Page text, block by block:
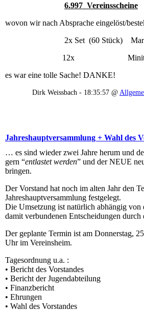
6.997 Vereinsscheine
wovon wir nach Absprache eingelöst/
2x Set (60 Stück)
12x Minitore (60 x
es war eine tolle Sache! DANKE!
Dirk Weissbach - 18:35:57 @
Jahreshauptversammlung + Wahl des
… es sind wieder zwei Jahre herum und
gern “entlastet werden” und der NEUE
bringen.
Der Vorstand hat noch im alten Jahr den
Jahreshauptversammlung festgelegt.
Die Umsetzung ist natürlich abhängig von
damit verbundenen Entscheidungen
Der geplante Termin ist am Donnerstag,
Uhr im Vereinsheim.
Tagesordnung u.a. :
• Bericht des Vorstandes
• Bericht der Jugendabteilung
• Finanzbericht
• Ehrungen
• Wahl des Vorstandes